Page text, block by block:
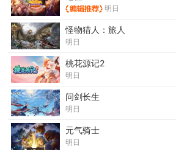
明日
怪物猎人：旅人
明日
桃花源记2
明日
问剑长生
明日
元气骑士
明日